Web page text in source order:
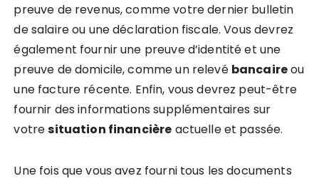
preuve de revenus, comme votre dernier bulletin
de salaire ou une déclaration fiscale. Vous devrez
également fournir une preuve d’identité et une
preuve de domicile, comme un relevé bancaireou
une facture récente. Enfin, vous devrez peut-être
fournir des informations supplémentaires sur
votresituation financière actuelle et passée.
Une fois que vous avez fourni tous les documents